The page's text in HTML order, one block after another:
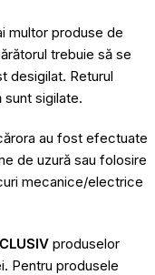
multor produse de
trebuie să se
desigilat. Returul
sigilate.
au fost efectuate
de uzură sau folosire
mecanice/electrice
produselor
Pentru produsele